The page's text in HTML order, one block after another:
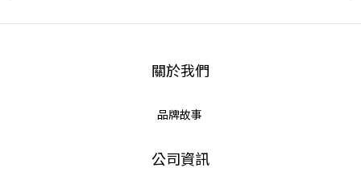
關於我們
品牌故事
公司資訊